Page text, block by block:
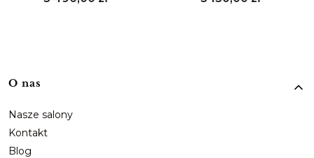
Linki w stopce
O nas
Nasze salony
Kontakt
Blog